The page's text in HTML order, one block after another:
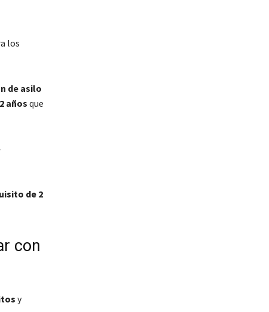
los
de asilo
2 años que
de 2
con
y